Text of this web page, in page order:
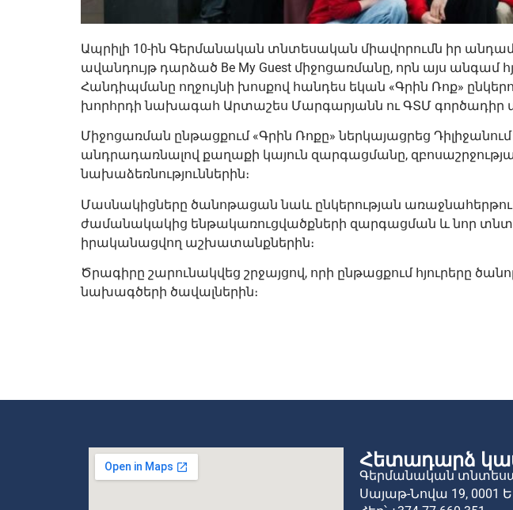
Ապրիլի 10-ին Գերմանական տնտեսական միավորումն իր
ավանդույթ դարձած Be My Guest միջոցառմանը, որն այս անգամ
Հանդիպմանը ողջույնի խոսքով հանդես եկան «Գրին Ռոք»
խորհրդի նախագահ Արտաշես Մարգարյանն ու ԳՏՄ գործադիր
Միջոցառման ընթացքում «Գրին Ռոքը» ներկայացրեց
անդրադառնալով քաղաքի կայուն զարգացմանը,
նախաձեռնություններին։
Մասնակիցները ծանոթացան նաև ընկերության
ժամանակակից ենթակառուցվածքների զարգացման և նոր
իրականացվող աշխատանքներին։
Ծրագիրը շարունակվեց շրջայցով, որի ընթացքում
նախագծերի ծավալներին։
Հետադարձ
Գերմանական
Սայաթ-Նովա 19, 0001